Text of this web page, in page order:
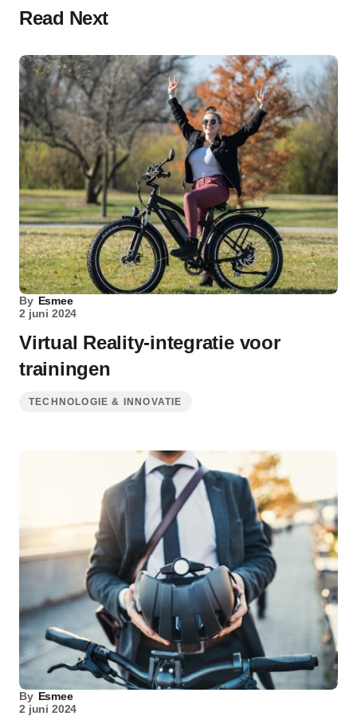
Read Next
By Esmee
2 juni 2024
Virtual Reality-integratie voor
trainingen
TECHNOLOGIE & INNOVATIE
By Esmee
2 juni 2024